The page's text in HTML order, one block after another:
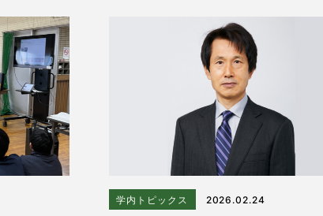
学内トピックス 2026.02.24